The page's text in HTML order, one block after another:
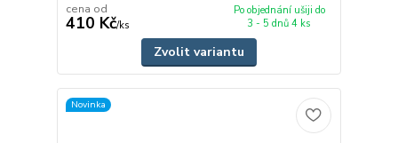
cena od
410 Kč/ks
Po objednání ušiji do
3 - 5 dnů 4 ks
Zvolit variantu
Novinka